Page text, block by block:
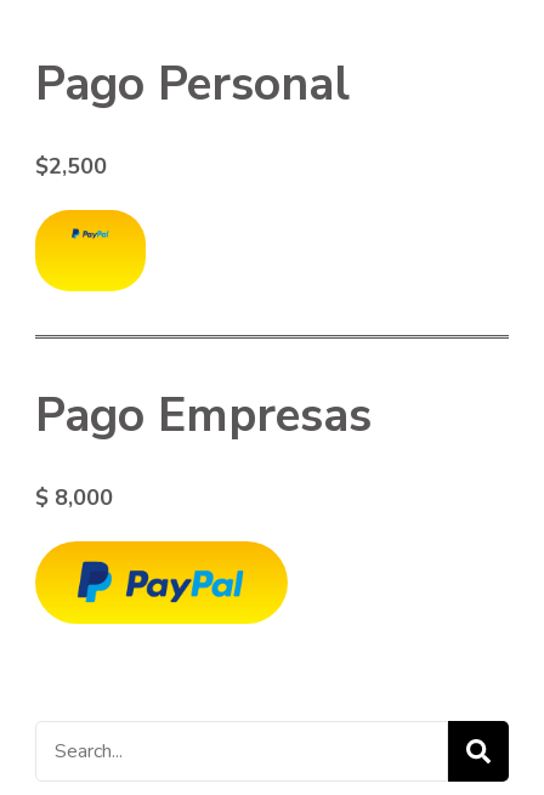
Pago Personal
$2,500
Pago Empresas
$ 8,000
Search
for: